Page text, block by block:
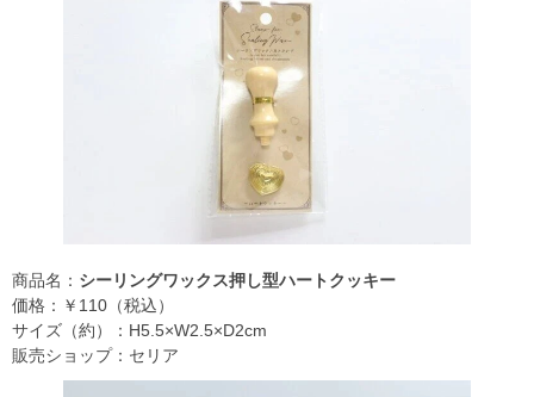
商品名： シーリングワックス押し型ハートクッキー
価格：￥110（税込）
サイズ（約）：H5.5×W2.5×D2cm
販売ショップ：セリア